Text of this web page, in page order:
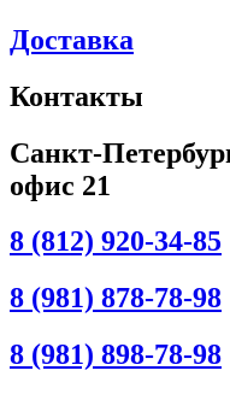
Доставка
Контакты
Санкт-
офис 21
8 (812) 920-34-85
8 (981) 878-78-98
8 (981) 898-78-98